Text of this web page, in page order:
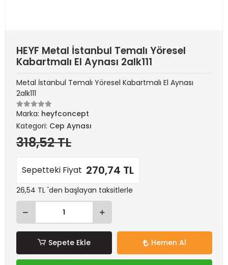
HEYF Metal İstanbul Temalı Yöresel
Kabartmalı El Aynası 2alk111
Metal İstanbul Temalı Yöresel Kabartmalı El Aynası
2alk111
Marka: heyfconcept
Kategori: Cep Aynası
318,52 TL
Sepetteki Fiyat 270,74 TL
26,54 TL 'den başlayan taksitlerle
Sepete Ekle Hemen Al